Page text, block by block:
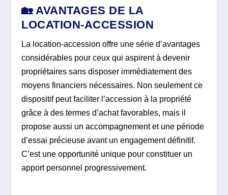
🏡 AVANTAGES DE LA
LOCATION-ACCESSION
La location-accession offre une série d’avantages
considérables pour ceux qui aspirent à devenir
propriétaires sans disposer immédiatement des
moyens financiers nécessaires. Non seulement ce
dispositif peut faciliter l’accession à la propriété
grâce à des termes d’achat favorables, mais il
propose aussi un accompagnement et une période
d’essai précieuse avant un engagement définitif.
C’est une opportunité unique pour constituer un
apport personnel progressivement.